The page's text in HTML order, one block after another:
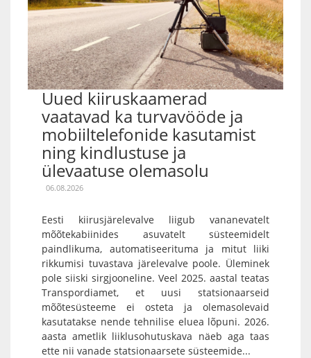
Uued kiiruskaamerad
vaatavad ka turvavööde ja
mobiiltelefonide kasutamist
ning kindlustuse ja
ülevaatuse olemasolu
06.08.2026
Eesti kiirusjärelevalve liigub vananevatelt
mõõtekabiinides asuvatelt süsteemidelt
paindlikuma, automatiseerituma ja mitut liiki
rikkumisi tuvastava järelevalve poole. Üleminek
pole siiski sirgjooneline. Veel 2025. aastal teatas
Transpordiamet, et uusi statsionaarseid
mõõtesüsteeme ei osteta ja olemasolevaid
kasutatakse nende tehnilise eluea lõpuni. 2026.
aasta ametlik liiklusohutuskava näeb aga taas
ette nii vanade statsionaarsete süsteemide...